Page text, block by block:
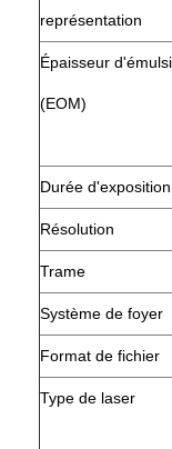
représentation
Épaisseur
(EOM)
Durée d'exposition
Résolution
Trame
Système de foyer
Format de fichier
Type de laser